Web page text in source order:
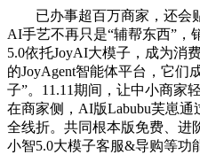
已办事超百万商家，还会贴
AI手艺不再只是“辅帮东西”，
5.0依托JoyAI大模子，成为消
的JoyAgent智能体平台，它们
子”。11.11期间，让中小商家
在商家侧，AI版Labubu芙崽通
全线折。共同根本版免费、进
小智5.0大模子客服&导购等功